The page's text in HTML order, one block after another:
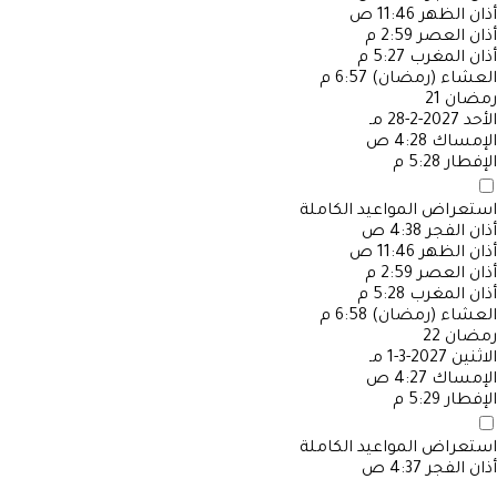
أذان الظهر 11:46 ص
أذان العصر 2:59 م
أذان المغرب 5:27 م
العشاء (رمضان) 6:57 م
رمضان 21
الأحد 2027-2-28 مـ
الإمساك 4:28 ص
الإفطار 5:28 م
استعراض المواعيد الكاملة
أذان الفجر 4:38 ص
أذان الظهر 11:46 ص
أذان العصر 2:59 م
أذان المغرب 5:28 م
العشاء (رمضان) 6:58 م
رمضان 22
الاثنين 2027-3-1 مـ
الإمساك 4:27 ص
الإفطار 5:29 م
استعراض المواعيد الكاملة
أذان الفجر 4:37 ص